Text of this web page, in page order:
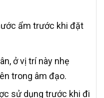
ẩm trước khi đặt
ở vị trí này nhẹ
trong âm đạo.
sử dụng trước khi đi